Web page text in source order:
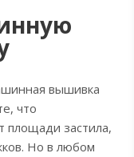
вышивка
что
площади застила,
Но в любом